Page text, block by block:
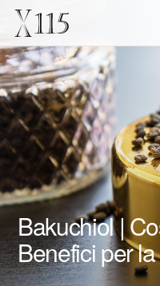
Bakuchiol |
Benefici per